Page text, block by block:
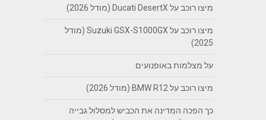
מיצו רוכב על Ducati DesertX (מודל 2026)
מיצו רוכב על Suzuki GSX-S1000GX (מודל
2025)
על מצלמות באופנועים
מיצו רוכב על BMW R12 (מודל 2026)
כך הפכה המדינה את הכביש למסלול גבייה